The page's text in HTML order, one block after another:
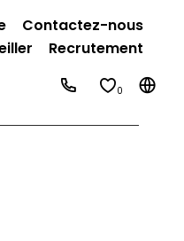
Contactez-nous
Recrutement
0